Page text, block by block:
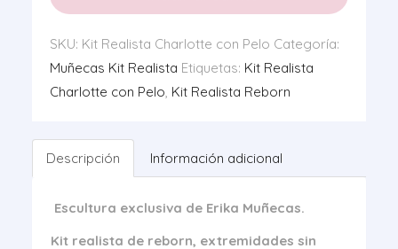
Con
SKU: Kit Realista Charlotte con Pelo Categoría:
Muñecas Kit Realista Etiquetas: Kit Realista
Charlotte con Pelo, Kit Realista Reborn
Descripción Información adicional
Escultura exclusiva de Erika Muñecas.
Kit realista de reborn, extremidades sin